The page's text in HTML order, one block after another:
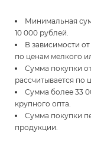
Минимальная
10 000 рублей.
В зависимости
по ценам мелкого
Сумма покупки
рассчитывается по
Сумма более 33
крупного опта.
Сумма покупки
продукции.